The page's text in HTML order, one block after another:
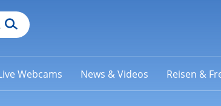
Webcams News & Videos Reisen &